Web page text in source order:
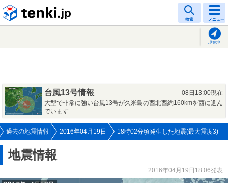
検索 メニュー
現在地
台風13号情報
08日13:00現在
大型で非常に強い台風13号が久米島の西北西約160kmを西に進ん
でいます
過去の地震情報 2016年04月19日 18時02分頃発生した地震(最大震度3)
地震情報
2016年04月19日18:06発表